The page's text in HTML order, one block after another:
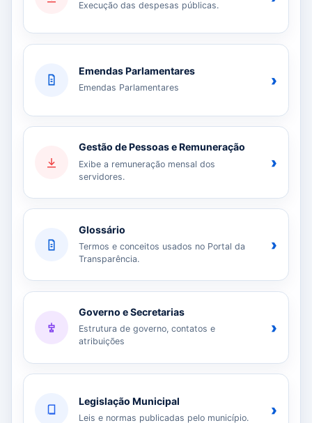
Execução das despesas públicas.
Emendas Parlamentares
Emendas Parlamentares ›
Gestão de Pessoas e Remuneração
Exibe a remuneração mensal dos
servidores.
›
Glossário
Termos e conceitos usados no Portal da
Transparência.
›
Governo e Secretarias
Estrutura de governo, contatos e
atribuições
›
Legislação Municipal
Leis e normas publicadas pelo município. ›